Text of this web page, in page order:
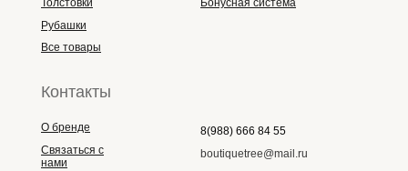
8(988) 666 84 55
boutiquetree@mail.ru
Толстовки
Рубашки
Все товары
Бонусная система
О бренде
Связаться с
нами
Контакты